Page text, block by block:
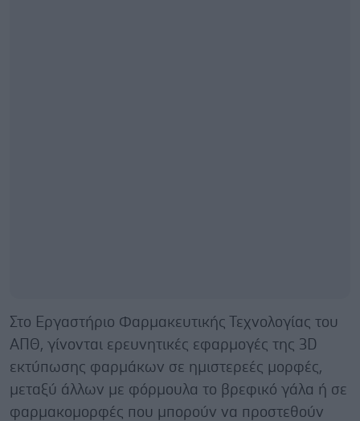
Στο Εργαστήριο Φαρμακευτικής Τεχνολογίας του
ΑΠΘ, γίνονται ερευνητικές εφαρμογές της 3D
εκτύπωσης φαρμάκων σε ημιστερεές μορφές,
μεταξύ άλλων με φόρμουλα το βρεφικό γάλα ή σε
φαρμακομορφές που μπορούν να προστεθούν